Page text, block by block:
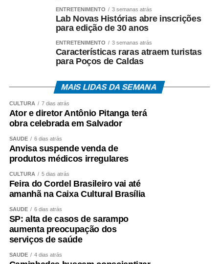
ENTRETENIMENTO 3 semanas atrás
Lab Novas Histórias abre inscrições
para edição de 30 anos
ENTRETENIMENTO 3 semanas atrás
Características raras atraem turistas
para Poços de Caldas
MAIS LIDAS DA SEMANA
CULTURA 7 dias atrás
Ator e diretor Antônio Pitanga terá
obra celebrada em Salvador
SAÚDE 6 dias atrás
Anvisa suspende venda de
produtos médicos irregulares
CULTURA 5 dias atrás
Feira do Cordel Brasileiro vai até
amanhã na Caixa Cultural Brasília
SAÚDE 6 dias atrás
SP: alta de casos de sarampo
aumenta preocupação dos
serviços de saúde
SAÚDE 4 dias atrás